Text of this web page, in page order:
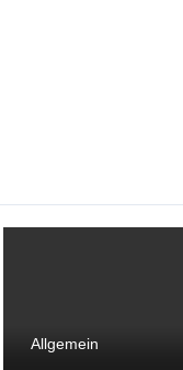
Allgemein